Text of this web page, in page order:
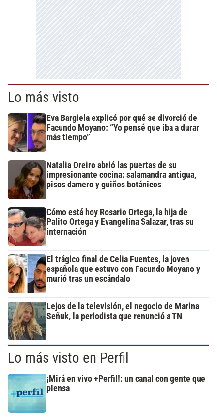
Lo más visto
Eva Bargiela explicó por qué se divorció de
Facundo Moyano: “Yo pensé que iba a durar
más tiempo”
Natalia Oreiro abrió las puertas de su
impresionante cocina: salamandra antigua,
pisos damero y guiños botánicos
Cómo está hoy Rosario Ortega, la hija de
Palito Ortega y Evangelina Salazar, tras su
internación
El trágico final de Celia Fuentes, la joven
española que estuvo con Facundo Moyano y
murió tras un escándalo
Lejos de la televisión, el negocio de Marina
Señuk, la periodista que renunció a TN
Lo más visto en Perfil
¡Mirá en vivo +Perfil!: un canal con gente que
piensa